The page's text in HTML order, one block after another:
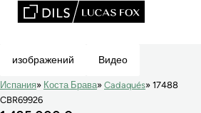
Top Pick
изображений Видео
Испания Коста Брава Cadaqués
17488
CBR69926